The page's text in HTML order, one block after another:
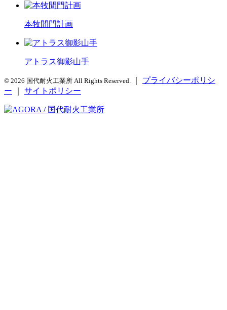
本牧間門計画
アトラス御影山手
© 2026 国代耐火工業所 All Rights Reserved.
プライバシーポリシ
ー
サイトポリシー